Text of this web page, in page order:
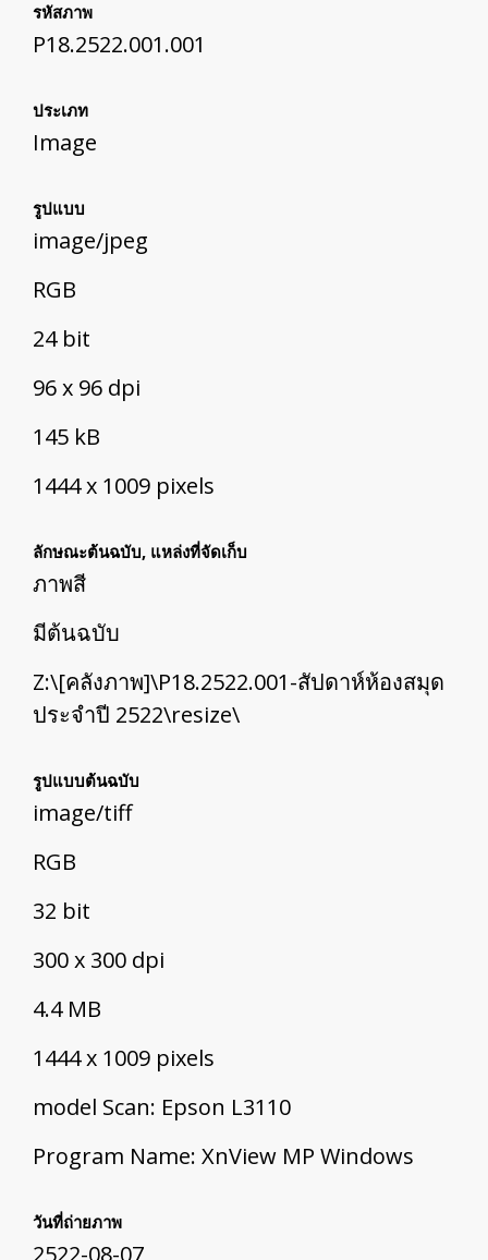
รหัสภาพ
P18.2522.001.001
ประเภท
Image
รูปแบบ
image/jpeg
RGB
24 bit
96 x 96 dpi
145 kB
1444 x 1009 pixels
ลักษณะต้นฉบับ, แหล่งที่จัดเก็บ
ภาพสี
มีต้นฉบับ
Z:\[คลังภาพ]\P18.2522.001-สัปดาห์ห้องสมุด
ประจำปี 2522\resize\
รูปแบบต้นฉบับ
image/tiff
RGB
32 bit
300 x 300 dpi
4.4 MB
1444 x 1009 pixels
model Scan: Epson L3110
Program Name: XnView MP Windows
วันที่ถ่ายภาพ
2522-08-07